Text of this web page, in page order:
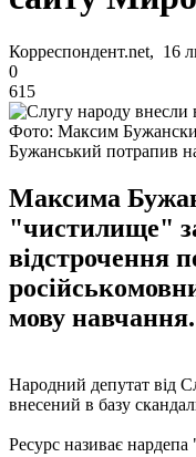
Корреспондент.net, 16
0
615
Фото: Максим
Бужанський потрапив
Максима
"чистилище"
відстрочення
мову навчання.
Народний депутат від
внесений в базу
Ресурс називає